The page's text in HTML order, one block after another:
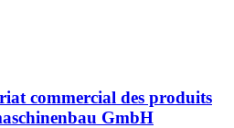
commercial des produits
GmbH